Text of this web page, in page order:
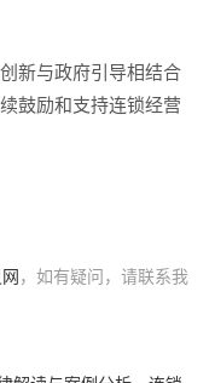
新与政府引导相结合
鼓励和支持连锁经营
，如有疑问，请联系我